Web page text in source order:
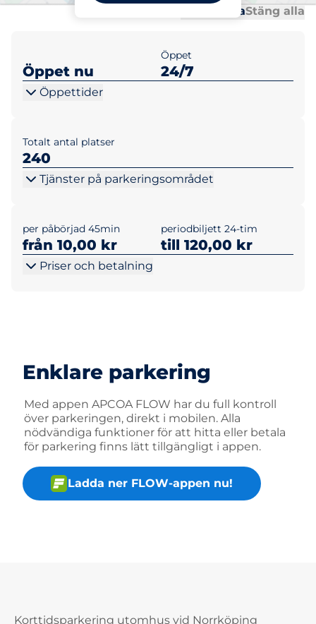
Öppna allaStäng alla
Öppet nu
Öppet
24/7
Öppettider
Totalt antal platser
240
Tjänster på parkeringsområdet
per påbörjad 45min
från 10,00 kr
periodbiljett 24-tim
till 120,00 kr
Priser och betalning
Enklare parkering
Med appen APCOA FLOW har du full kontroll
över parkeringen, direkt i mobilen. Alla
nödvändiga funktioner för att hitta eller betala
för parkering finns lätt tillgängligt i appen.
Ladda ner FLOW-appen nu!
Korttidsparkering utomhus vid Norrköping